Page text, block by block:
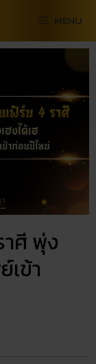
MENU
ศี พุ่ง
เข้า